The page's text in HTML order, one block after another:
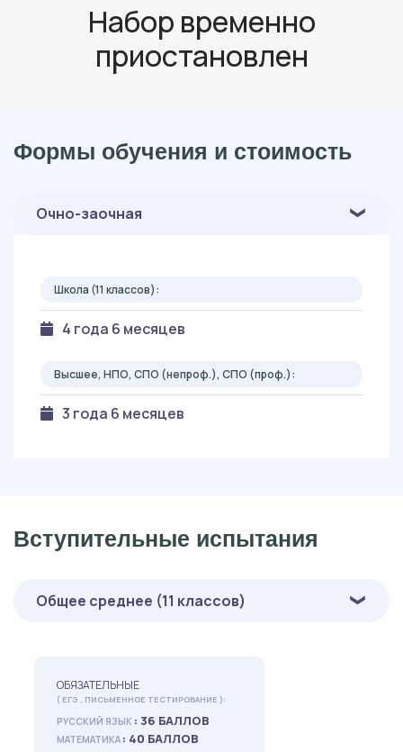
Набор временно
приостановлен
Формы обучения и стоимость
Очно-заочная
Школа (11 классов):
4 года 6 месяцев
Высшее, НПО, СПО (непроф.), СПО (проф.):
3 года 6 месяцев
Вступительные испытания
Общее среднее (11 классов)
ОБЯЗАТЕЛЬНЫЕ
( ЕГЭ , ПИСЬМЕННОЕ ТЕСТИРОВАНИЕ ):
РУССКИЙ ЯЗЫК : 36 БАЛЛОВ
МАТЕМАТИКА : 40 БАЛЛОВ